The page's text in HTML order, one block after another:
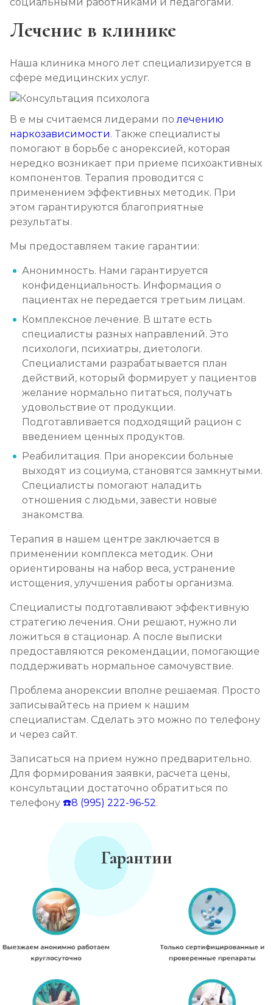
Лечение в клинике
Наша клиника много лет специализируется в
сфере медицинских услуг.
В е мы считаемся лидерами полечению
наркозависимости. Также специалисты
помогают в борьбе с анорексией, которая
нередко возникает при приеме психоактивных
компонентов. Терапия проводится с
применением эффективных методик. При
этом гарантируются благоприятные
результаты.
Мы предоставляем такие гарантии:
Анонимность. Нами гарантируется
конфиденциальность. Информация о
пациентах не передается третьим лицам.
Комплексное лечение. В штате есть
специалисты разных направлений. Это
психологи, психиатры, диетологи.
Специалистами разрабатывается план
действий, который формирует у пациентов
желание нормально питаться, получать
удовольствие от продукции.
Подготавливается подходящий рацион с
введением ценных продуктов.
Реабилитация. При анорексии больные
выходят из социума, становятся замкнутыми.
Специалисты помогают наладить
отношения с людьми, завести новые
знакомства.
Терапия в нашем центре заключается в
применении комплекса методик. Они
ориентированы на набор веса, устранение
истощения, улучшения работы организма.
Специалисты подготавливают эффективную
стратегию лечения. Они решают, нужно ли
ложиться в стационар. А после выписки
предоставляются рекомендации, помогающие
поддерживать нормальное самочувствие.
Проблема анорексии вполне решаемая. Просто
записывайтесь на прием к нашим
специалистам. Сделать это можно по телефону
и через сайт.
Записаться на прием нужно предварительно.
Для формирования заявки, расчета цены,
консультации достаточно обратиться по
телефону ☎️8 (995) 222-96-52.
Гарантии